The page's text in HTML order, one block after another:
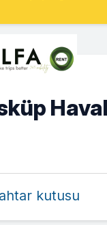
kutusu